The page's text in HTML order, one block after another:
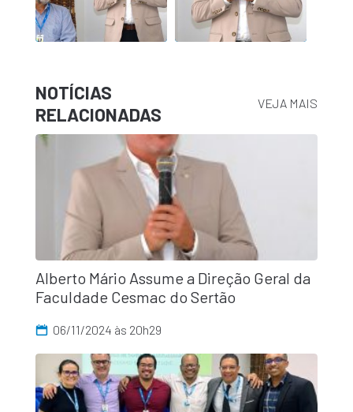
NOTÍCIAS
RELACIONADAS
VEJA MAIS
Alberto Mário Assume a Direção Geral da
Faculdade Cesmac do Sertão
06/11/2024 às 20h29